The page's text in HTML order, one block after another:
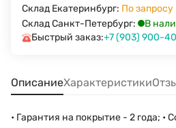
Склад Екатеринбург: По запросу
Склад Санкт-Петербург:
В
Быстрый заказ:+7 (903) 900-
ОписаниеХарактеристики
• Гарантия на покрытие - 2 года; •